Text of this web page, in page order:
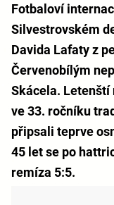
Fotbaloví
Silvestrovském
Davida Lafaty z
Červenobílým
Skácela. Letenští
ve 33. ročníku
připsali teprve
45 let se po
remíza 5:5.